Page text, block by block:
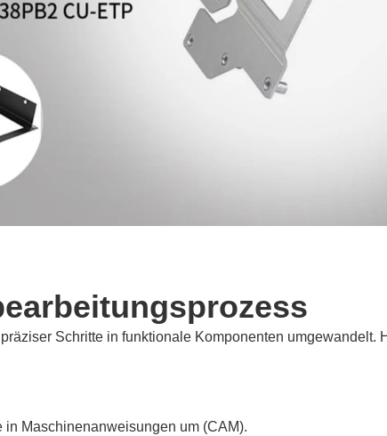
Schritte in funktionale Komponenten umgewandelt.
Maschinenanweisungen um (CAM).